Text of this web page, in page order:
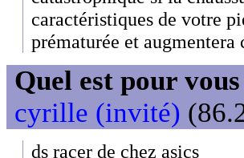
caractéristiques de votre
prématurée et augmentera
Quel est pour
cyrille (invité)
ds racer de chez asics